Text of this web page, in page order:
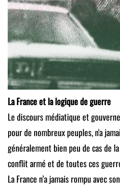
La France et la logique de guerre
Le discours médiatique et
pour de nombreux peuples, n'a
généralement bien peu de cas de
conflit armé et de toutes ces
La France n’a jamais rompu avec